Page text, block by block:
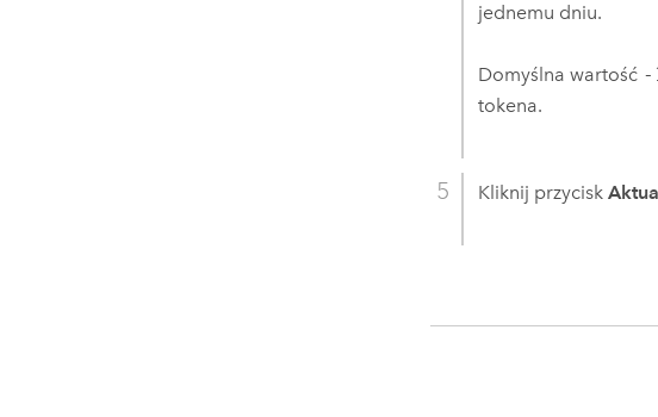
jednemu dniu.
Domyślna wartość -
tokena.
Kliknij przycisk